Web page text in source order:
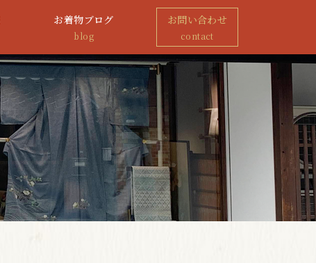
お着物ブログ
blog
お問い合わせ
contact